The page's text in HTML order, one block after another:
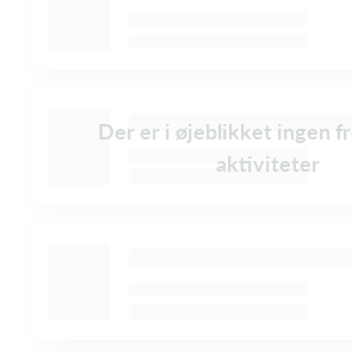
Der er i øjeblikket ingen
aktiviteter